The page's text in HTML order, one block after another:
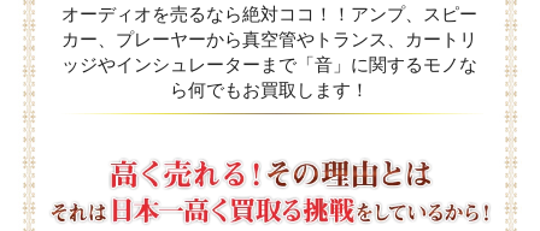
オーディオを売るなら絶対ココ！！アンプ、スピー
カー、プレーヤーから真空管やトランス、カートリ
ッジやインシュレーターまで「音」に関するモノな
ら何でもお買取します！